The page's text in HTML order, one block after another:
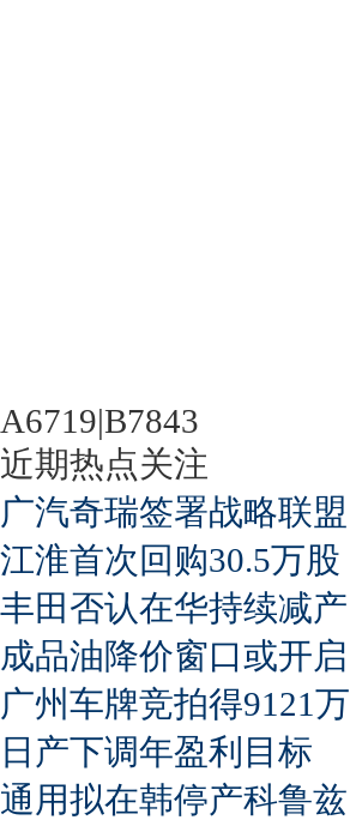
A6719|B7843
近期热点关注
广汽奇瑞签署战略联盟
江淮首次回购30.5万股
丰田否认在华持续减产
成品油降价窗口或开启
广州车牌竞拍得9121万
日产下调年盈利目标
通用拟在韩停产科鲁兹